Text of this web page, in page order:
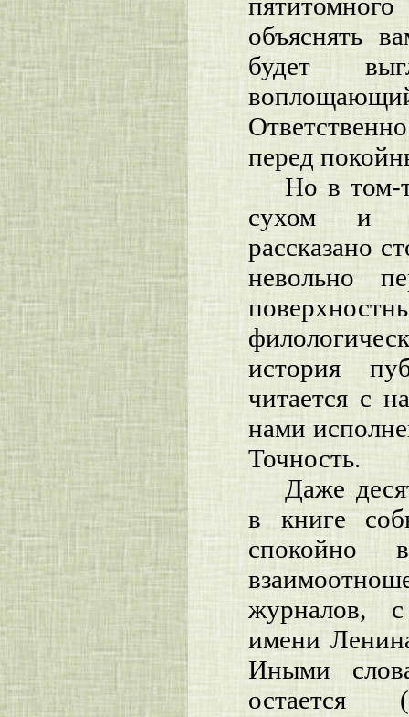
объяснять
будет
перед
Но в том-
сухом и
рассказано
невольно
история
читается с
нами
Точность.
Даже
в книге
спокойно
журналов,
имени
Иными